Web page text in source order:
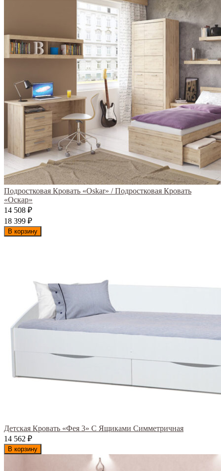
Подростковая Кровать «Oskar» / Подростковая Кровать
«Оскар»
14 508 ₽
18 399 ₽
В корзину
Детская Кровать «Фея 3» С Ящиками Симметричная
14 562 ₽
В корзину